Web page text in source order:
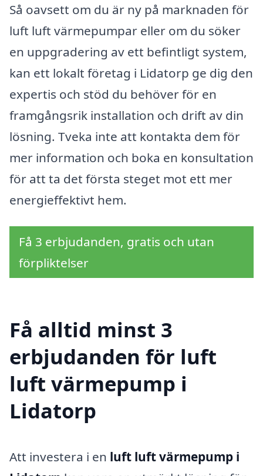
Så oavsett om du är ny på marknaden för
luft luft värmepumpar eller om du söker
en uppgradering av ett befintligt system,
kan ett lokalt företag i Lidatorp ge dig den
expertis och stöd du behöver för en
framgångsrik installation och drift av din
lösning. Tveka inte att kontakta dem för
mer information och boka en konsultation
för att ta det första steget mot ett mer
energieffektivt hem.
Få 3 erbjudanden, gratis och utan
förpliktelser
Få alltid minst 3
erbjudanden för luft
luft värmepump i
Lidatorp
Att investera i en luft luft värmepump i